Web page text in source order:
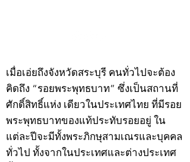
เมื่อเอ่ยถึงจังหวัดสระบุรี คนทั่วไปจะต้อง
คิดถึง “รอยพระพุทธบาท” ซึ่งเป็นสถานที่
ศักดิ์สิทธิ์แห่ง เดียวในประเทศไทย ที่มีรอย
พระพุทธบาทของแท้ประทับรอยอยู่ ใน
แต่ละปีจะมีทั้งพระภิกษุสามเณรและบุคคล
ทั่วไป ทั้งจากในประเทศและต่างประเทศ